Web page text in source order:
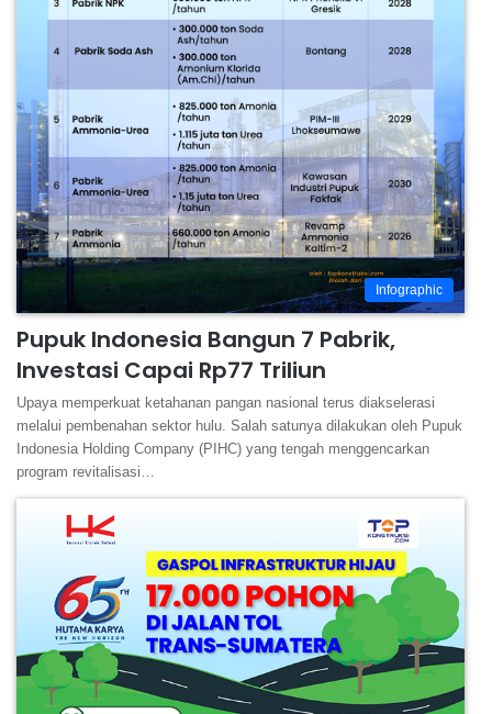
Infographic
Pupuk Indonesia Bangun 7 Pabrik,
Investasi Capai Rp77 Triliun
Upaya memperkuat ketahanan pangan nasional terus diakselerasi
melalui pembenahan sektor hulu. Salah satunya dilakukan oleh Pupuk
Indonesia Holding Company (PIHC) yang tengah menggencarkan
program revitalisasi…